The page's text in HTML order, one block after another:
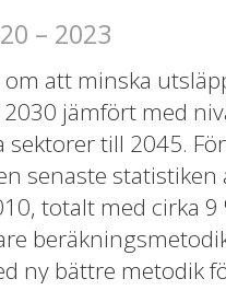
– 2023
att minska
jämfört med
till 2045.
senaste
totalt med cirka
ny bättre metodik